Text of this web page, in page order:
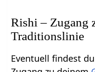
Rishi – Zugang
Traditionslinie
Eventuell findest